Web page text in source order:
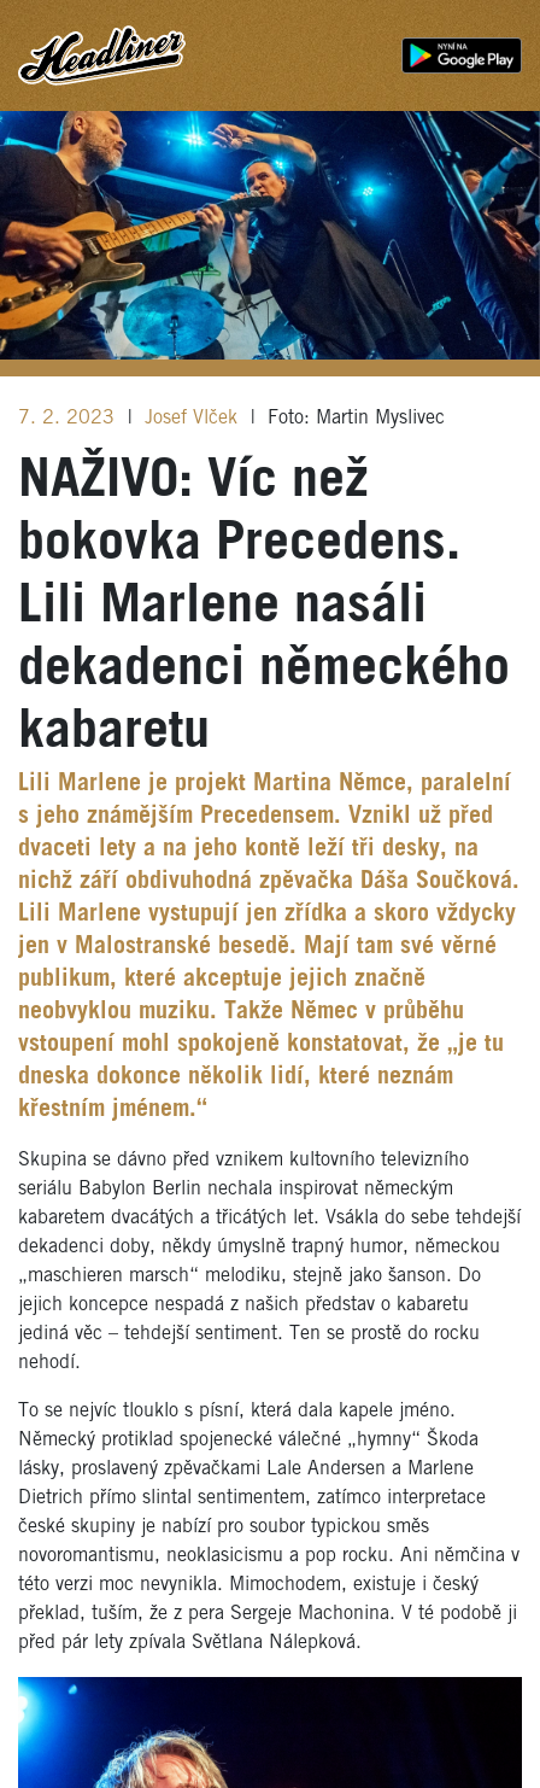
7. 2. 2023 Josef Vlček Foto: Martin Myslivec
NAŽIVO: Víc než
bokovka Precedens.
Lili Marlene nasáli
dekadenci německého
kabaretu
Lili Marlene je projekt Martina Němce, paralelní
s jeho známějším Precedensem. Vznikl už před
dvaceti lety a na jeho kontě leží tři desky, na
nichž září obdivuhodná zpěvačka Dáša Součková.
Lili Marlene vystupují jen zřídka a skoro vždycky
jen v Malostranské besedě. Mají tam své věrné
publikum, které akceptuje jejich značně
neobvyklou muziku. Takže Němec v průběhu
vstoupení mohl spokojeně konstatovat, že „je tu
dneska dokonce několik lidí, které neznám
křestním jménem.“
Skupina se dávno před vznikem kultovního televizního
seriálu Babylon Berlin nechala inspirovat německým
kabaretem dvacátých a třicátých let. Vsákla do sebe tehdejší
dekadenci doby, někdy úmyslně trapný humor, německou
„maschieren marsch“ melodiku, stejně jako šanson. Do
jejich koncepce nespadá z našich představ o kabaretu
jediná věc – tehdejší sentiment. Ten se prostě do rocku
nehodí.
To se nejvíc tlouklo s písní, která dala kapele jméno.
Německý protiklad spojenecké válečné „hymny“ Škoda
lásky, proslavený zpěvačkami Lale Andersen a Marlene
Dietrich přímo slintal sentimentem, zatímco interpretace
české skupiny je nabízí pro soubor typickou směs
novoromantismu, neoklasicismu a pop rocku. Ani němčina v
této verzi moc nevynikla. Mimochodem, existuje i český
překlad, tuším, že z pera Sergeje Machonina. V té podobě ji
před pár lety zpívala Světlana Nálepková.